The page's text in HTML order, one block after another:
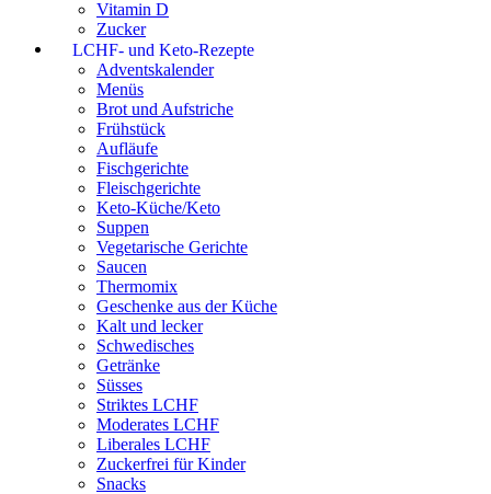
Vitamin D
Zucker
LCHF- und Keto-Rezepte
Adventskalender
Menüs
Brot und Aufstriche
Frühstück
Aufläufe
Fischgerichte
Fleischgerichte
Keto-Küche/Keto
Suppen
Vegetarische Gerichte
Saucen
Thermomix
Geschenke aus der Küche
Kalt und lecker
Schwedisches
Getränke
Süsses
Striktes LCHF
Moderates LCHF
Liberales LCHF
Zuckerfrei für Kinder
Snacks